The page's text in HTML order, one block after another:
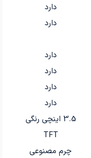
دارد
دارد
دارد
دارد
دارد
دارد
3.5 اینچی رنگی
TFT
چرم مصنوعی